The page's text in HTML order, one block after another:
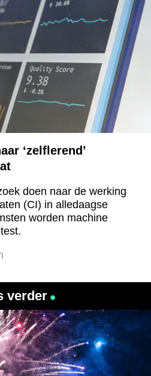
‘zelflerend’
doen naar de werking
(CI) in alledaagse
worden machine
verder